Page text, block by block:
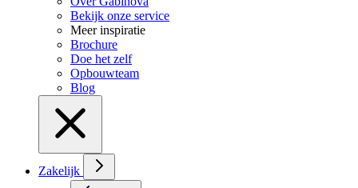
Bekijk onze service
Meer inspiratie
Brochure
Doe het zelf
Opbouwteam
Blog
Zakelijk